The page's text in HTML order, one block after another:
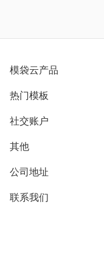
模袋云产品
别墅设计营销
模型协同展示分享
别墅社区
别墅模板
热门模板
欧式别墅
中式别墅
日式别墅
社交账户
B站
抖音
微信公众号
其他
用户服务协议
隐私政策
公司地址
上海市浦东新区东方路
联系我们